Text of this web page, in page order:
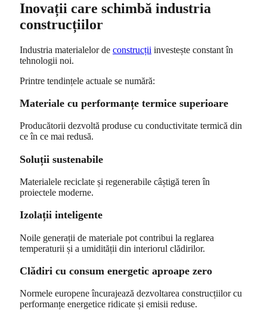
Inovații care schimbă industria
construcțiilor
Industria materialelor de construcții investește constant în
tehnologii noi.
Printre tendințele actuale se numără:
Materiale cu performanțe termice superioare
Producătorii dezvoltă produse cu conductivitate termică din
ce în ce mai redusă.
Soluții sustenabile
Materialele reciclate și regenerabile câștigă teren în
proiectele moderne.
Izolații inteligente
Noile generații de materiale pot contribui la reglarea
temperaturii și a umidității din interiorul clădirilor.
Clădiri cu consum energetic aproape zero
Normele europene încurajează dezvoltarea construcțiilor cu
performanțe energetice ridicate și emisii reduse.